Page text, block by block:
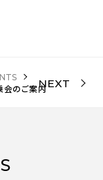
会のご案内NEXT